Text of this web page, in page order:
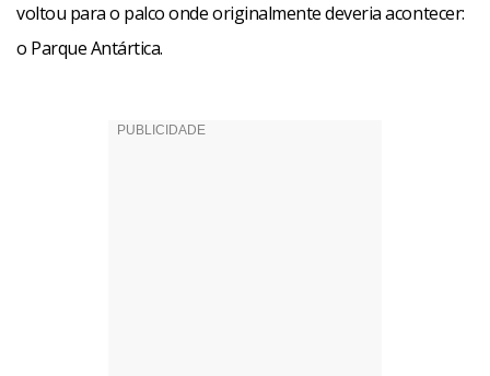
voltou para o palco onde originalmente deveria acontecer:
o Parque Antártica.